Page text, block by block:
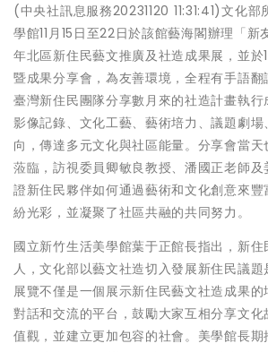
(中央社訊息服務20231120 11:31:41)文化
學館11月15日至22日於該館藝海閣辦理「新
年北區新住民藝文推廣及社造成果展，並於
暨成果分享會，為友善環境，全程有手語
臺灣新住民團隊分享數月來的社造計畫執
影像記錄、文化工藝、藝術培力、議題劇
向，傳達多元文化與社區能量。分享會當
蒞臨，訪視委員卿敏良教授、潘國正老師
證新住民夥伴如何通過藝術和文化創意來
紛光彩，並凝聚了社區共融的共同努力。
國立新竹生活美學館葉于正館長指出，新
人，文化部以藝文社造切入發展新住民議
展覽不僅是一個展示新住民藝文社造成果
對話和交流的平台，鼓勵大家互相分享文
值觀，並建立更加包容的社會。美學館長